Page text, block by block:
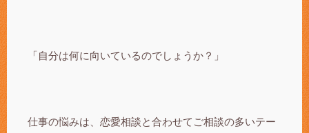
「自分は何に向いているのでしょうか？」
仕事の悩みは、恋愛相談と合わせてご相談の多いテー